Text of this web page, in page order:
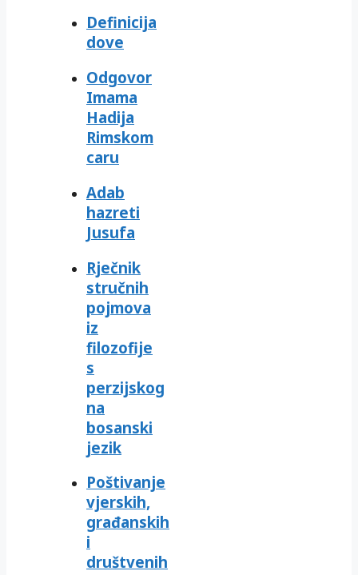
Definicija
dove
Odgovor
Imama
Hadija
Rimskom
caru
Adab
hazreti
Jusufa
Rječnik
stručnih
pojmova
iz
filozofije
s
perzijskog
na
bosanski
jezik
Poštivanje
vjerskih,
građanskih
i
društvenih